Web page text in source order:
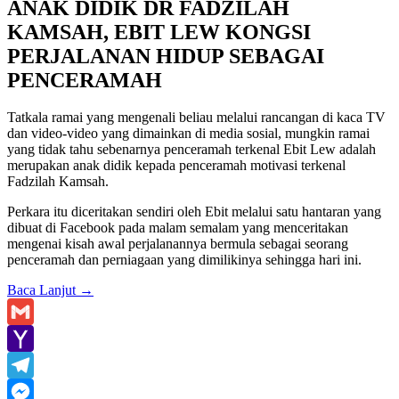
ANAK DIDIK DR FADZILAH
KAMSAH, EBIT LEW KONGSI
PERJALANAN HIDUP SEBAGAI
PENCERAMAH
Tatkala ramai yang mengenali beliau melalui rancangan di kaca TV
dan video-video yang dimainkan di media sosial, mungkin ramai
yang tidak tahu sebenarnya penceramah terkenal Ebit Lew adalah
merupakan anak didik kepada penceramah motivasi terkenal
Fadzilah Kamsah.
Perkara itu diceritakan sendiri oleh Ebit melalui satu hantaran yang
dibuat di Facebook pada malam semalam yang menceritakan
mengenai kisah awal perjalanannya bermula sebagai seorang
penceramah dan perniagaan yang dimilikinya sehingga hari ini.
Baca Lanjut→
Gmail
Yahoo
Mail
Telegram